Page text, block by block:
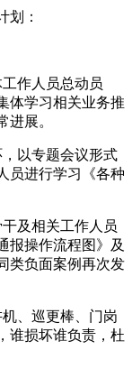
划：
作人员总动员
体学习相关业务推
进展。
以专题会议形式
员进行学习《各种
及相关工作人员
报操作流程图》及
类负面案例再次发
、巡更棒、门岗
谁损坏谁负责，杜